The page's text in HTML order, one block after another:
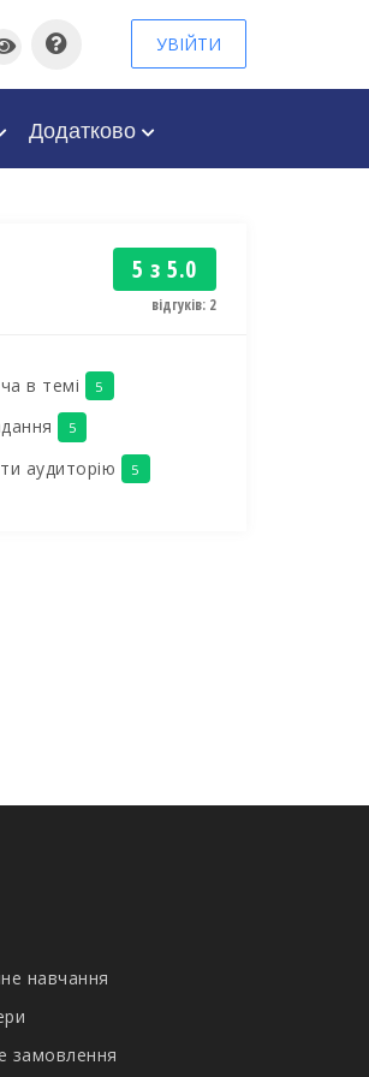
УВІЙТИ
Додатково
5 з 5.0
відгуків: 2
в темі 5
5
аудиторію 5
навчання
замовлення